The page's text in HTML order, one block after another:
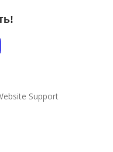
Support